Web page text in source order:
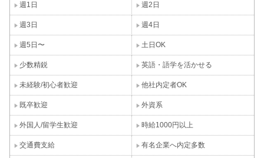
週1日 週2日
週3日 週4日
週5日〜 土日OK
少数精鋭 英語・語学を活かせる
未経験/初心者歓迎 他社内定者OK
既卒歓迎 外資系
外国人/留学生歓迎 時給1000円以上
交通費支給 有名企業へ内定多数